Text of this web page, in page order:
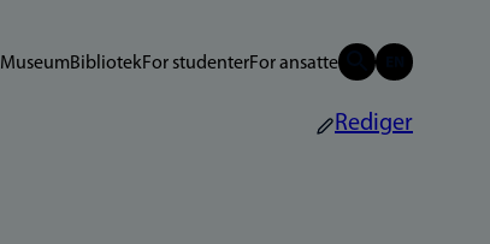
MuseumBibliotekFor studenterFor ansatte
Rediger